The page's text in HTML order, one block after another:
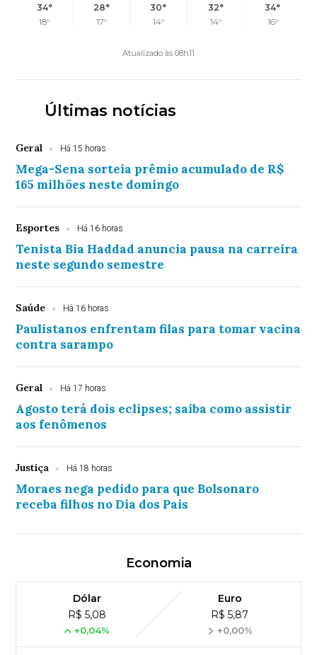
34°
18°
28°
17°
30°
14°
32°
14°
34°
16°
Atualizado às 08h11
Últimas notícias
Geral Há 15 horas
Mega-Sena sorteia prêmio acumulado de R$
165 milhões neste domingo
Esportes Há 16 horas
Tenista Bia Haddad anuncia pausa na carreira
neste segundo semestre
Saúde Há 16 horas
Paulistanos enfrentam filas para tomar vacina
contra sarampo
Geral Há 17 horas
Agosto terá dois eclipses; saiba como assistir
aos fenômenos
Justiça Há 18 horas
Moraes nega pedido para que Bolsonaro
receba filhos no Dia dos Pais
Economia
Dólar
R$ 5,08
+0,04%
Euro
R$ 5,87
+0,00%